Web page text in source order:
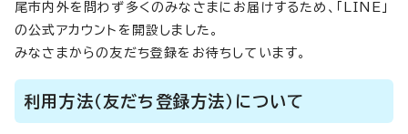
尾市内外を問わず多くのみなさまにお届けするため、「LINE」
の公式アカウントを開設しました。
みなさまからの友だち登録をお待ちしています。
利用方法（友だち登録方法）について